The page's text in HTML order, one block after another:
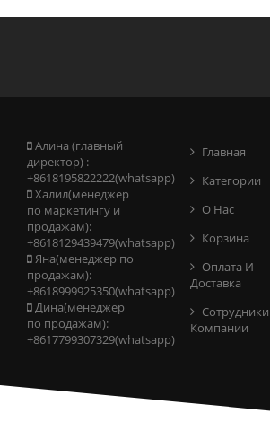
Алина (главный
директор) :
+8618195822222(whatsapp)
Халил(менеджер
по маркетингу и
продажам):
+8618129439479(whatsapp)
Яна(менеджер по
продажам):
+8618999925350(whatsapp)
Дина(менеджер
по продажам):
+8617799307329(whatsapp)
Главная
Категории
О Нас
Корзина
Оплата И
Доставка
Сотрудники
Компании